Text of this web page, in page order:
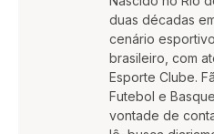
duas décadas
cenário
brasileiro, com
Esporte Clube.
Futebol e
vontade de